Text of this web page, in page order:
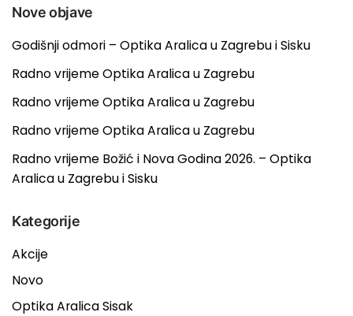
Nove objave
Godišnji odmori – Optika Aralica u Zagrebu i Sisku
Radno vrijeme Optika Aralica u Zagrebu
Radno vrijeme Optika Aralica u Zagrebu
Radno vrijeme Optika Aralica u Zagrebu
Radno vrijeme Božić i Nova Godina 2026. – Optika
Aralica u Zagrebu i Sisku
Kategorije
Akcije
Novo
Optika Aralica Sisak